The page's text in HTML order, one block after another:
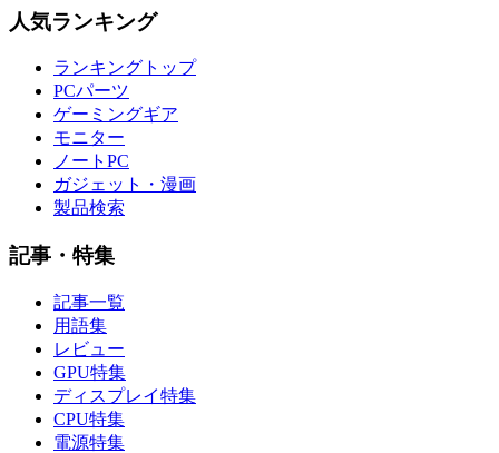
人気ランキング
ランキングトップ
PCパーツ
ゲーミングギア
モニター
ノートPC
ガジェット・漫画
製品検索
記事・特集
記事一覧
用語集
レビュー
GPU特集
ディスプレイ特集
CPU特集
電源特集